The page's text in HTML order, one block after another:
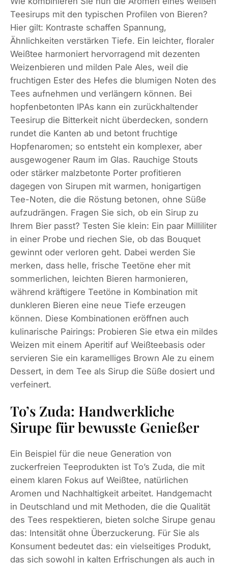
Teesirups mit den typischen Profilen von Bieren?
Hier gilt: Kontraste schaffen Spannung,
Ähnlichkeiten verstärken Tiefe. Ein leichter, floraler
Weißtee harmoniert hervorragend mit dezenten
Weizenbieren und milden Pale Ales, weil die
fruchtigen Ester des Hefes die blumigen Noten des
Tees aufnehmen und verlängern können. Bei
hopfenbetonten IPAs kann ein zurückhaltender
Teesirup die Bitterkeit nicht überdecken, sondern
rundet die Kanten ab und betont fruchtige
Hopfenaromen; so entsteht ein komplexer, aber
ausgewogener Raum im Glas. Rauchige Stouts
oder stärker malzbetonte Porter profitieren
dagegen von Sirupen mit warmen, honigartigen
Tee-Noten, die die Röstung betonen, ohne Süße
aufzudrängen. Fragen Sie sich, ob ein Sirup zu
Ihrem Bier passt? Testen Sie klein: Ein paar Milliliter
in einer Probe und riechen Sie, ob das Bouquet
gewinnt oder verloren geht. Dabei werden Sie
merken, dass helle, frische Teetöne eher mit
sommerlichen, leichten Bieren harmonieren,
während kräftigere Teetöne in Kombination mit
dunkleren Bieren eine neue Tiefe erzeugen
können. Diese Kombinationen eröffnen auch
kulinarische Pairings: Probieren Sie etwa ein mildes
Weizen mit einem Aperitif auf Weißteebasis oder
servieren Sie ein karamelliges Brown Ale zu einem
Dessert, in dem Tee als Sirup die Süße dosiert und
verfeinert.
To’s Zuda: Handwerkliche
Sirupe für bewusste Genießer
Ein Beispiel für die neue Generation von
zuckerfreien Teeprodukten ist To’s Zuda, die mit
einem klaren Fokus auf Weißtee, natürlichen
Aromen und Nachhaltigkeit arbeitet. Handgemacht
in Deutschland und mit Methoden, die die Qualität
des Tees respektieren, bieten solche Sirupe genau
das: Intensität ohne Überzuckerung. Für Sie als
Konsument bedeutet das: ein vielseitiges Produkt,
das sich sowohl in kalten Erfrischungen als auch in